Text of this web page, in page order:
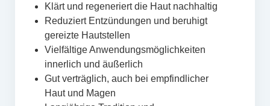
Klärt und regeneriert die Haut nachhaltig
Reduziert Entzündungen und beruhigt
gereizte Hautstellen
Vielfältige Anwendungsmöglichkeiten
innerlich und äußerlich
Gut verträglich, auch bei empfindlicher
Haut und Magen